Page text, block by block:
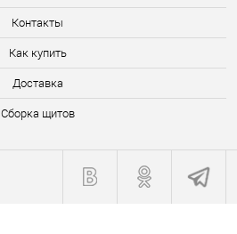
Контакты
Как купить
Доставка
Сборка щитов